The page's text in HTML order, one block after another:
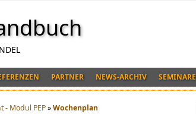
PARTNER NEWS-ARCHIV SEMINARE
- Modul PEP»Wochenplan